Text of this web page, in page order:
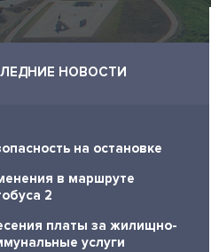
НОВОСТИ
на остановке
в маршруте
2
платы за жилищно-
услуги